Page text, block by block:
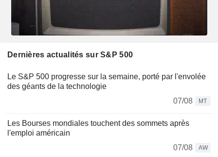
Dernières actualités sur S&P 500
Le S&P 500 progresse sur la semaine, porté par l'envolée
des géants de la technologie
07/08
MT
Les Bourses mondiales touchent des sommets après
l'emploi américain
07/08
AW